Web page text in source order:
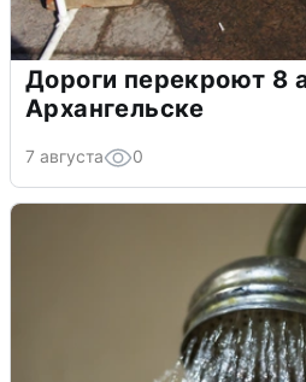
Дороги перекроют 8
Архангельске
7 августа 0